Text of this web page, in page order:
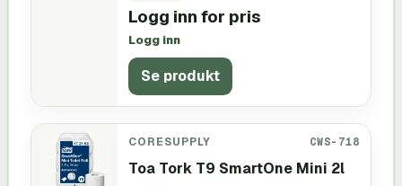
Logg inn for pris
Logg inn
Se produkt
CORESUPPLY CWS-718
Toa Tork T9 SmartOne Mini 2l